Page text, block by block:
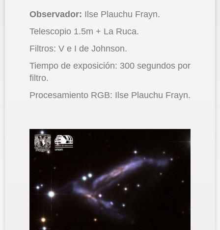
Observador: Ilse Plauchu Frayn.
Telescopio 1.5m + La Ruca.
Filtros: V e I de Johnson.
Tiempo de exposición: 300 segundos por
filtro.
Procesamiento RGB: Ilse Plauchu Frayn.